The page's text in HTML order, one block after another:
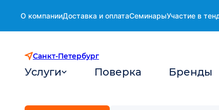
О компанииДоставка и оплатаСеминарыУчастие в
Санкт-Петербург
Услуги Поверка Бренды